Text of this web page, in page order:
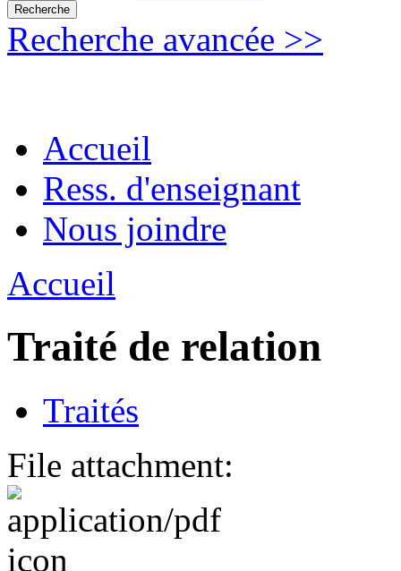
Recherche avancée >>
Accueil
Ress. d'enseignant
Nous joindre
Accueil
Traité de relation
Traités
File attachment: